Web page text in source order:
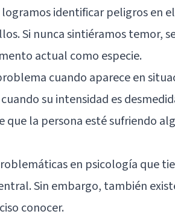
logramos identificar peligros en
Si nunca sintiéramos temor,
actual como especie.
cuando aparece en
su intensidad es
que la persona esté sufriendo
en psicología que
Sin embargo, también
conocer.